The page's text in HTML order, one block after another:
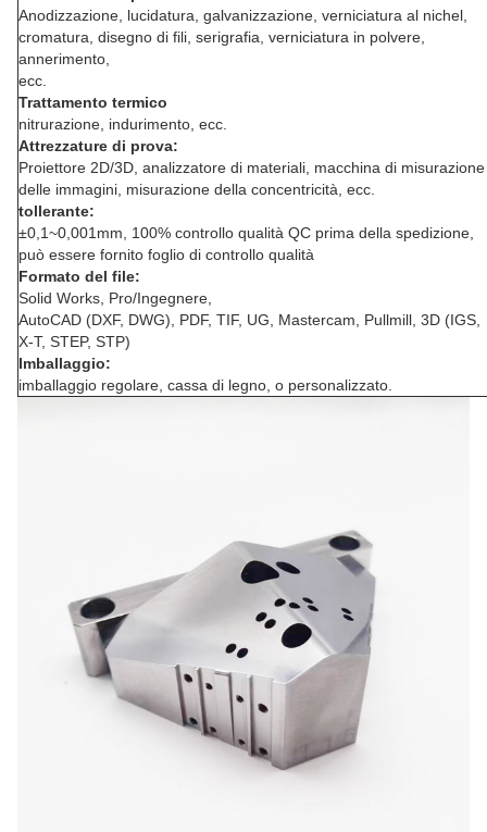
Anodizzazione, lucidatura, galvanizzazione, verniciatura al nichel,
cromatura, disegno di fili, serigrafia, verniciatura in polvere,
annerimento,
ecc.
Trattamento termico
nitrurazione, indurimento, ecc.
Attrezzature di prova:
Proiettore 2D/3D, analizzatore di materiali, macchina di misurazione
delle immagini, misurazione della concentricità, ecc.
tollerante:
±0,1~0,001mm, 100% controllo qualità QC prima della spedizione,
può essere fornito foglio di controllo qualità
Formato del file:
Solid Works, Pro/Ingegnere,
AutoCAD (DXF, DWG), PDF, TIF, UG, Mastercam, Pullmill, 3D (IGS,
X-T, STEP, STP)
Imballaggio:
imballaggio regolare, cassa di legno, o personalizzato.